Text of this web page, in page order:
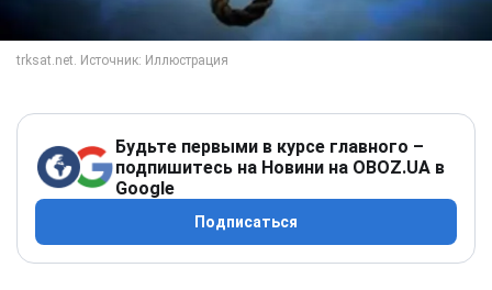
Будьте первыми в курсе главного –
подпишитесь на Новини на OBOZ.UA в
Google
Подписаться